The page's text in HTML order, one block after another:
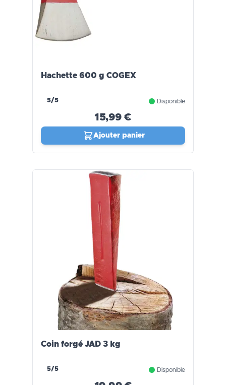
Hachette 600 g COGEX
5/5 Disponible
15,99 €
Ajouter panier
Coin forgé JAD 3 kg
5/5 Disponible